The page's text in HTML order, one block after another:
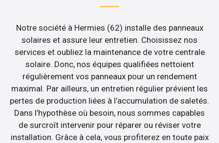
Notre société à Hermies (62) installe des panneaux
solaires et assure leur entretien. Choisissez nos
services et oubliez la maintenance de votre centrale
solaire. Donc, nos équipes qualifiées nettoient
régulièrement vos panneaux pour un rendement
maximal. Par ailleurs, un entretien régulier prévient les
pertes de production liées à l’accumulation de saletés.
Dans l’hypothèse où besoin, nous sommes capables
de surcroît intervenir pour réparer ou réviser votre
installation. Grâce à cela, vous profiterez en toute paix